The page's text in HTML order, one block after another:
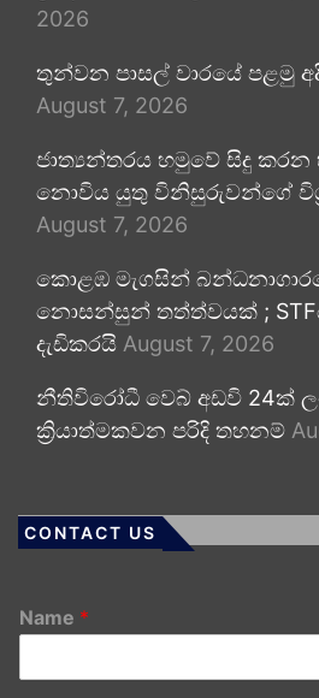
2026
තුන්වන පාසල් වාරයේ පළමු
August 7, 2026
ජාත්‍යන්තරය හමුවේ සිදු
නොවිය යුතු විනිසුරුවන්ගේ
August 7, 2026
කොළඹ මැගසින්
නොසන්සුන් තත්ත්වයක් ;
දැඩිකරයි August 7, 2026
නීතිවිරෝධී වෙබ් අඩවි 24ක්
ක්‍රියාත්මකවන පරිදි තහනම්
CONTACT US
Name *